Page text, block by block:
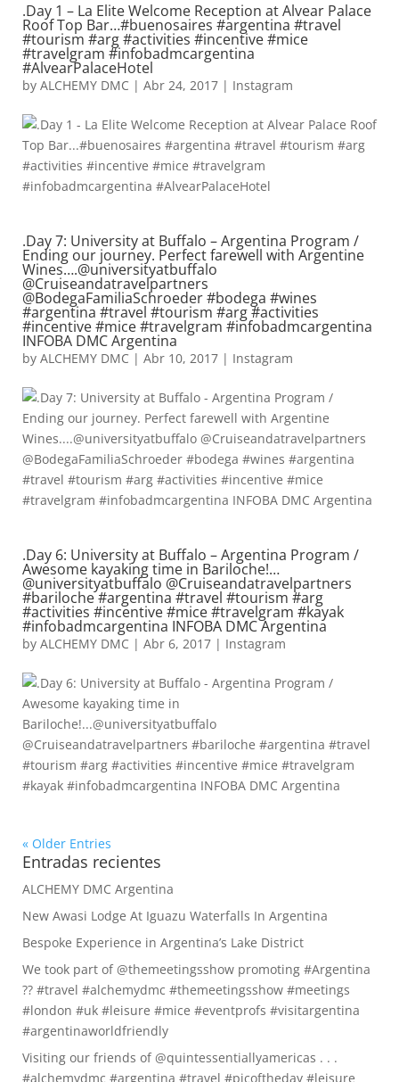
.Day 1 – La Elite Welcome Reception at Alvear Palace
Roof Top Bar…#buenosaires #argentina #travel
#tourism #arg #activities #incentive #mice
#travelgram #infobadmcargentina
#AlvearPalaceHotel
by ALCHEMY DMC | Abr 24, 2017| Instagram
.Day 7: University at Buffalo – Argentina Program /
Ending our journey. Perfect farewell with Argentine
Wines….@universityatbuffalo
@Cruiseandatravelpartners
@BodegaFamiliaSchroeder #bodega #wines
#argentina #travel #tourism #arg #activities
#incentive #mice #travelgram #infobadmcargentina
INFOBA DMC Argentina
by ALCHEMY DMC | Abr 10, 2017| Instagram
.Day 6: University at Buffalo – Argentina Program /
Awesome kayaking time in Bariloche!…
@universityatbuffalo @Cruiseandatravelpartners
#bariloche #argentina #travel #tourism #arg
#activities #incentive #mice #travelgram #kayak
#infobadmcargentina INFOBA DMC Argentina
by ALCHEMY DMC | Abr 6, 2017| Instagram
« Older Entries
Entradas recientes
ALCHEMY DMC Argentina
New Awasi Lodge At Iguazu Waterfalls In Argentina
Bespoke Experience in Argentina’s Lake District
We took part of @themeetingsshow promoting #Argentina
?? #travel #alchemydmc #themeetingsshow #meetings
#london #uk #leisure #mice #eventprofs #visitargentina
#argentinaworldfriendly
Visiting our friends of @quintessentiallyamericas . . .
#alchemydmc #argentina #travel #picoftheday #leisure